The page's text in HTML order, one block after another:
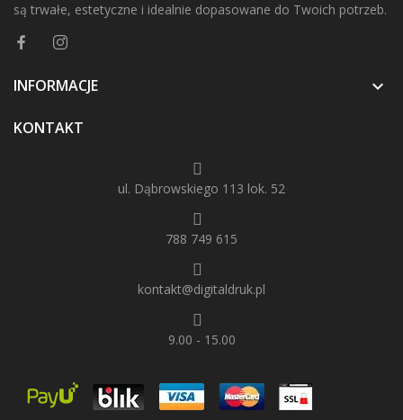
są trwałe, estetyczne i idealnie dopasowane do Twoich potrzeb.
INFORMACJE 
KONTAKT
ul. Dąbrowskiego 113 lok. 52
788 749 615
kontakt@digitaldruk.pl
9.00 - 15.00